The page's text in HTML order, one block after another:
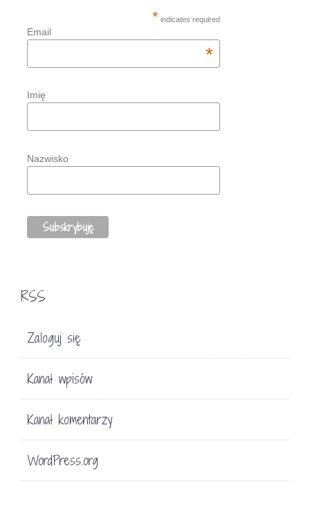
* indicates required
Email
*
Imię
Nazwisko
RSS
Zaloguj się
Kanał wpisów
Kanał komentarzy
WordPress.org